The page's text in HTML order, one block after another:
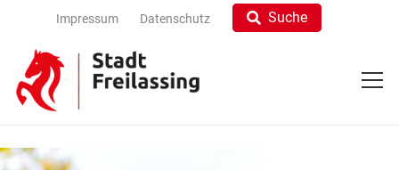
Impressum Datenschutz Suche